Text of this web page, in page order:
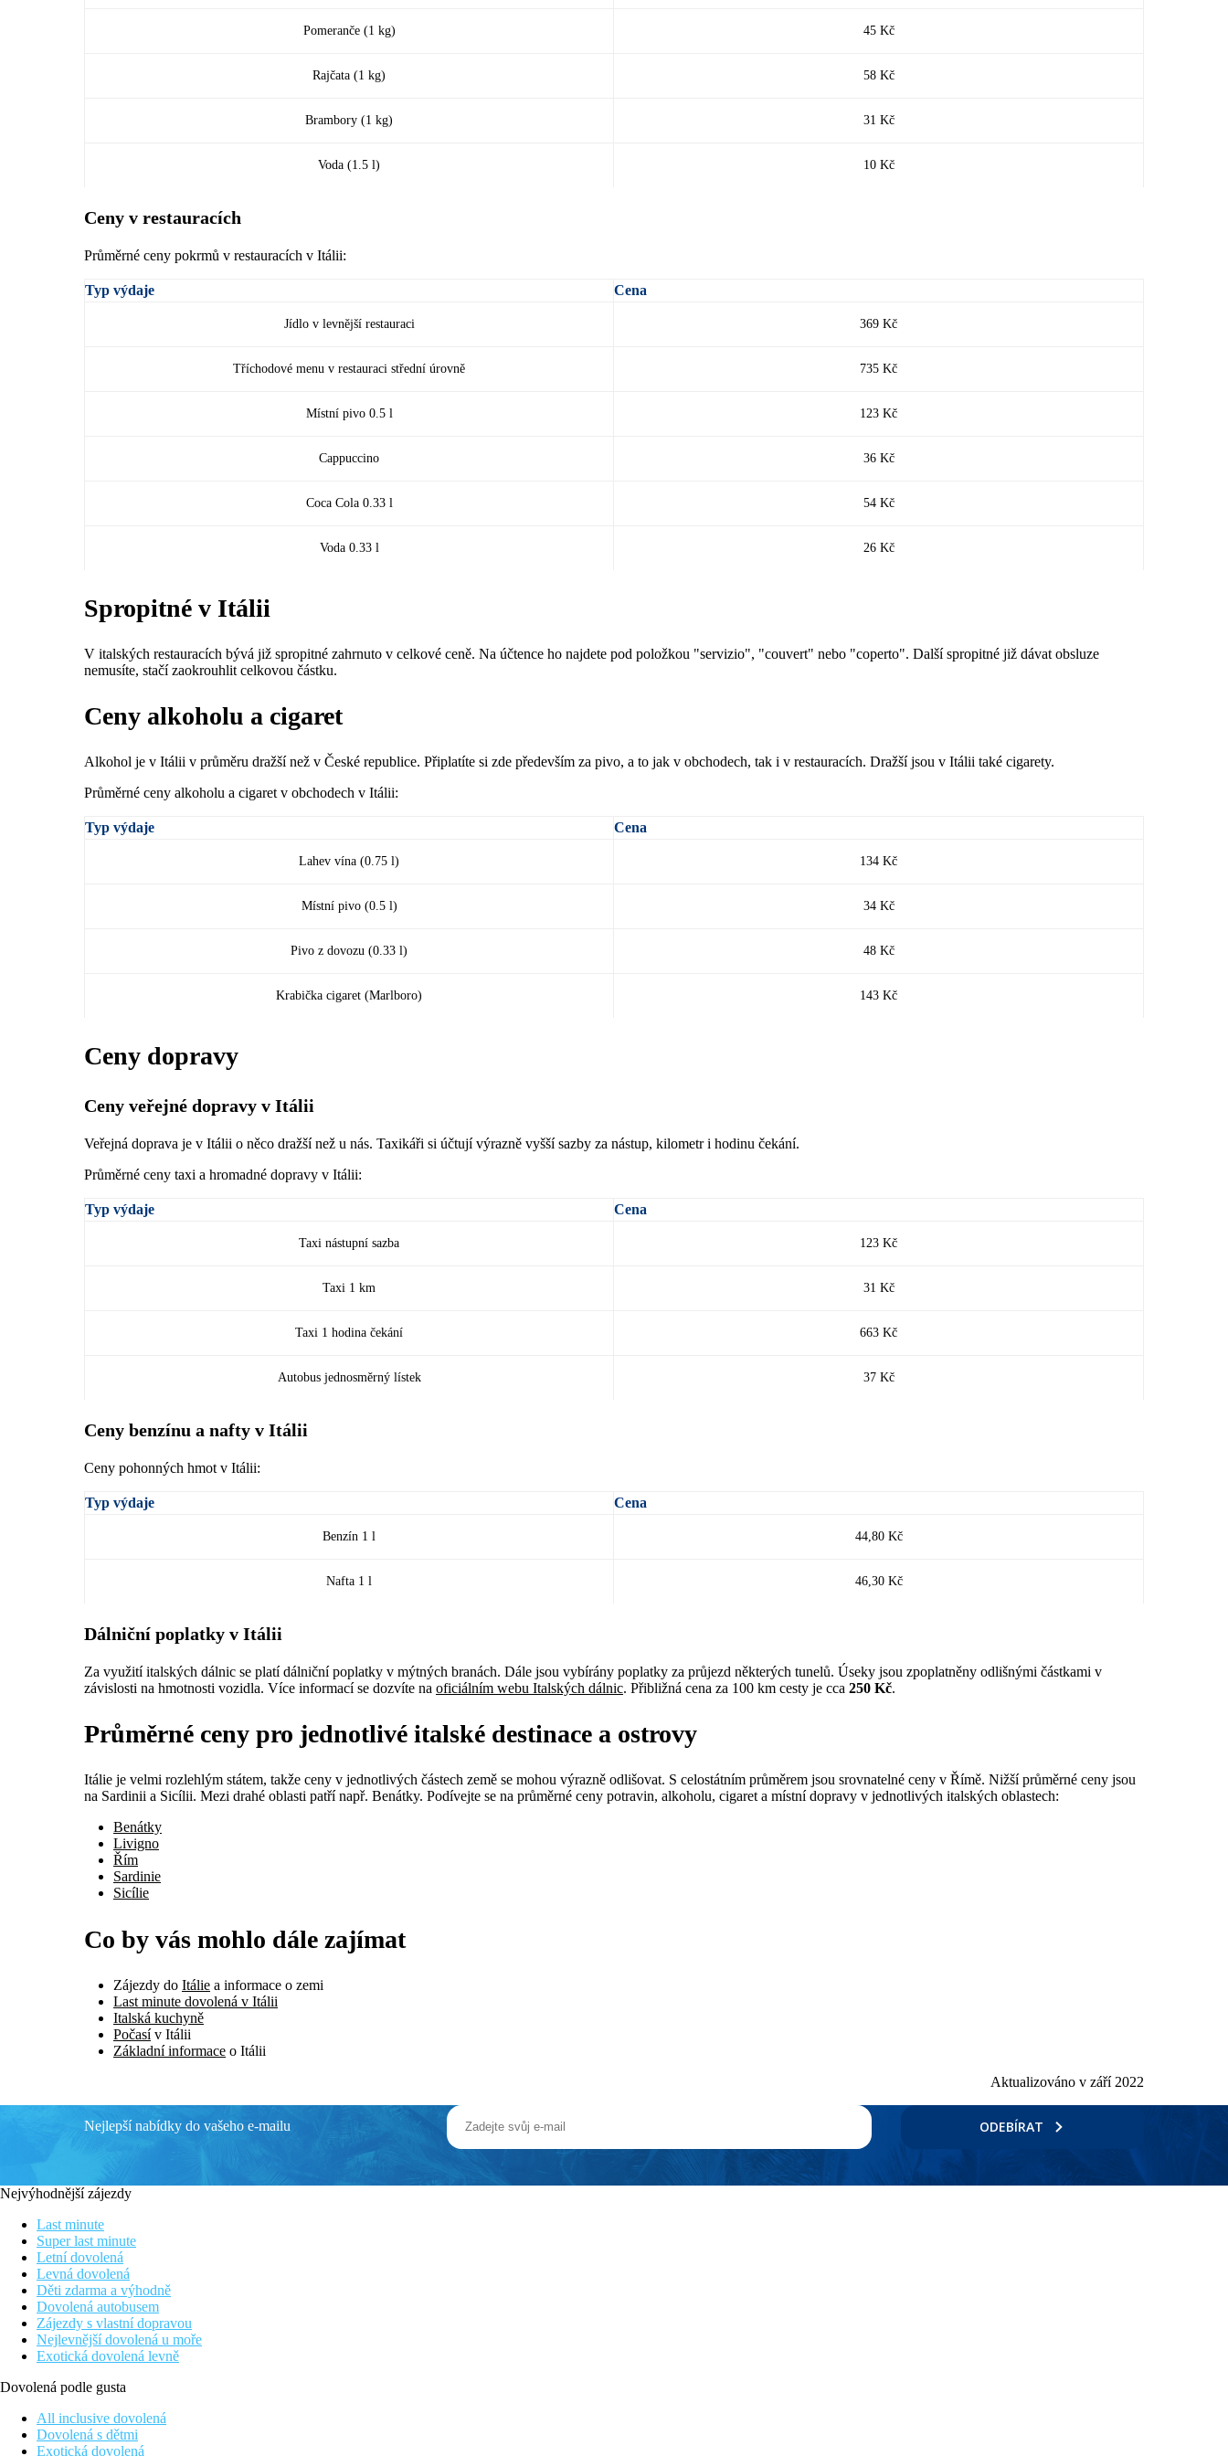
Pomeranče (1 kg) 45 Kč
Rajčata (1 kg) 58 Kč
Brambory (1 kg) 31 Kč
Voda (1.5 l) 10 Kč
Ceny v restauracích
Průměrné ceny pokrmů v restauracích v Itálii:
Typ výdaje Cena
Jídlo v levnější restauraci 369 Kč
Tříchodové menu v restauraci střední úrovně 735 Kč
Místní pivo 0.5 l 123 Kč
Cappuccino 36 Kč
Coca Cola 0.33 l 54 Kč
Voda 0.33 l 26 Kč
Spropitné v Itálii
V italských restauracích bývá již spropitné zahrnuto v celkové ceně. Na účtence ho najdete pod položkou "servizio", "couvert" nebo "coperto". Další spropitné již dávat obsluze
nemusíte, stačí zaokrouhlit celkovou částku.
Ceny alkoholu a cigaret
Alkohol je v Itálii v průměru dražší než v České republice. Připlatíte si zde především za pivo, a to jak v obchodech, tak i v restauracích. Dražší jsou v Itálii také cigarety.
Průměrné ceny alkoholu a cigaret v obchodech v Itálii:
Typ výdaje Cena
Lahev vína (0.75 l) 134 Kč
Místní pivo (0.5 l) 34 Kč
Pivo z dovozu (0.33 l) 48 Kč
Krabička cigaret (Marlboro) 143 Kč
Ceny dopravy
Ceny veřejné dopravy v Itálii
Veřejná doprava je v Itálii o něco dražší než u nás. Taxikáři si účtují výrazně vyšší sazby za nástup, kilometr i hodinu čekání.
Průměrné ceny taxi a hromadné dopravy v Itálii:
Typ výdaje Cena
Taxi nástupní sazba 123 Kč
Taxi 1 km 31 Kč
Taxi 1 hodina čekání 663 Kč
Autobus jednosměrný lístek 37 Kč
Ceny benzínu a nafty v Itálii
Ceny pohonných hmot v Itálii:
Typ výdaje Cena
Benzín 1 l 44,80 Kč
Nafta 1 l 46,30 Kč
Dálniční poplatky v Itálii
Za využití italských dálnic se platí dálniční poplatky v mýtných branách. Dále jsou vybírány poplatky za průjezd některých tunelů. Úseky jsou zpoplatněny odlišnými částkami v
závislosti na hmotnosti vozidla. Více informací se dozvíte na oficiálním webu Italských dálnic. Přibližná cena za 100 km cesty je cca 250 Kč.
Průměrné ceny pro jednotlivé italské destinace a ostrovy
Itálie je velmi rozlehlým státem, takže ceny v jednotlivých částech země se mohou výrazně odlišovat. S celostátním průměrem jsou srovnatelné ceny v Římě. Nižší průměrné ceny jsou
na Sardinii a Sicílii. Mezi drahé oblasti patří např. Benátky. Podívejte se na průměrné ceny potravin, alkoholu, cigaret a místní dopravy v jednotlivých italských oblastech:
Benátky
Livigno
Řím
Sardinie
Sicílie
Co by vás mohlo dále zajímat
Zájezdy do Itálie a informace o zemi
Last minute dovolená v Itálii
Italská kuchyně
Počasív Itálii
Základní informace o Itálii
Aktualizováno v září 2022
Nejlepší nabídky do vašeho e-mailu ODEBÍRAT
Nejvýhodnější zájezdy
Last minute
Super last minute
Letní dovolená
Levná dovolená
Děti zdarma a výhodně
Dovolená autobusem
Zájezdy s vlastní dopravou
Nejlevnější dovolená u moře
Exotická dovolená levně
Dovolená podle gusta
All inclusive dovolená
Dovolená s dětmi
Exotická dovolená